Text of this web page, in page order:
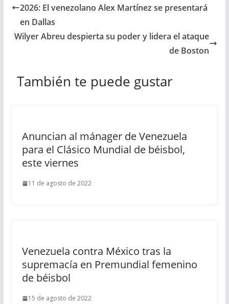
2026: El venezolano Alex Martínez se presentará
en Dallas
Wilyer Abreu despierta su poder y lidera el ataque
de Boston
También te puede gustar
Anuncian al mánager de Venezuela
para el Clásico Mundial de béisbol,
este viernes
11 de agosto de 2022
Venezuela contra México tras la
supremacía en Premundial femenino
de béisbol
15 de agosto de 2022